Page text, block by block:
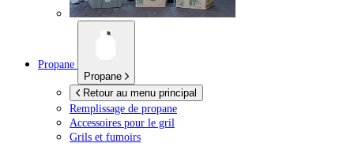
Propane
Propane
Retour au menu principal
Remplissage de propane
Accessoires pour le gril
Grils et fumoirs